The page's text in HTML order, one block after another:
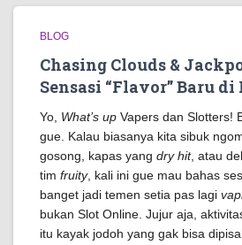
BLOG
Chasing Clouds &
Sensasi “Flavor” Baru di
Yo, What’s up Vapers dan Slotters!
gue. Kalau biasanya kita sibuk
gosong, kapas yang dry hit, atau
tim fruity, kali ini gue mau bahas
banget jadi temen setia pas lagi
bukan Slot Online. Jujur aja,
itu kayak jodoh yang gak bisa